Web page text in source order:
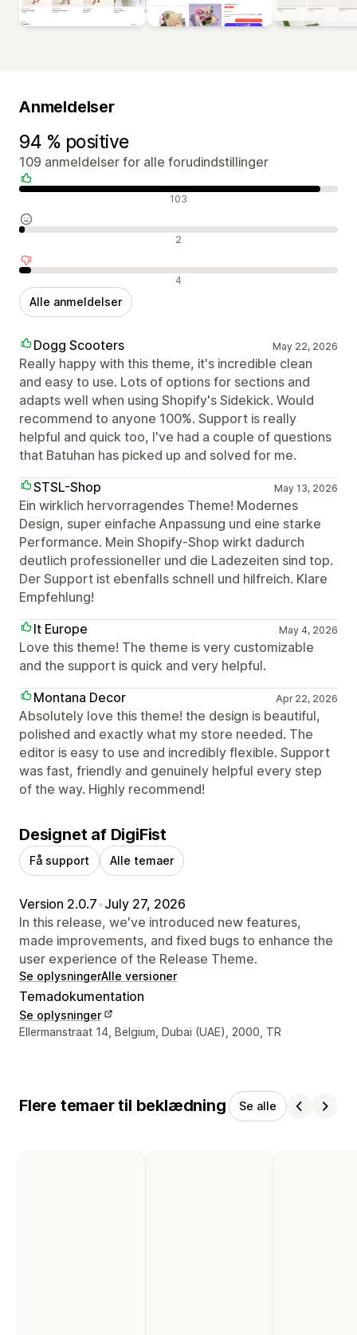
Anmeldelser
94 % positive
109 anmeldelser for alle forudindstillinger
Positive anmeldelser 103
Neutrale anmeldelser 2
Negative anmeldelser 4
Alle anmeldelser
Dogg Scooters May 22, 2026
Really happy with this theme, it's incredible clean
and easy to use. Lots of options for sections and
adapts well when using Shopify's Sidekick. Would
recommend to anyone 100%. Support is really
helpful and quick too, I've had a couple of questions
that Batuhan has picked up and solved for me.
STSL-Shop
May 13, 2026
Ein wirklich hervorragendes Theme! Modernes
Design, super einfache Anpassung und eine starke
Performance. Mein Shopify-Shop wirkt dadurch
deutlich professioneller und die Ladezeiten sind top.
Der Support ist ebenfalls schnell und hilfreich. Klare
Empfehlung!
It Europe
May 4, 2026
Love this theme! The theme is very customizable
and the support is quick and very helpful.
Montana Decor
Apr 22, 2026
Absolutely love this theme! the design is beautiful,
polished and exactly what my store needed. The
editor is easy to use and incredibly flexible. Support
was fast, friendly and genuinely helpful every step
of the way. Highly recommend!
Designet af DigiFist
Få support Alle temaer
Version 2.0.7•July 27, 2026
In this release, we've introduced new features,
made improvements, and fixed bugs to enhance the
user experience of the Release Theme.
Se oplysningerAlle versioner
Temadokumentation
Se oplysninger
Se kontaktoplysninger
Ellermanstraat 14, Belgium, Dubai (UAE), 2000, TR
Flere temaer til beklædning Se alle